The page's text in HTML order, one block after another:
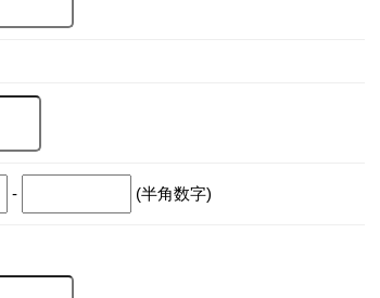
- (半角数字)